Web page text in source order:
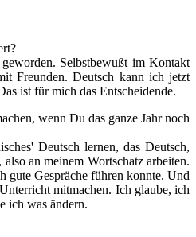
Selbstbewußt im Kontakt
Freunden. Deutsch kann ich jetzt
ist für mich das Entscheidende.
wenn Du das ganze Jahr noch
Deutsch lernen, das Deutsch,
an meinem Wortschatz arbeiten.
gute Gespräche führen konnte. Und
mitmachen. Ich glaube, ich
ich was ändern.